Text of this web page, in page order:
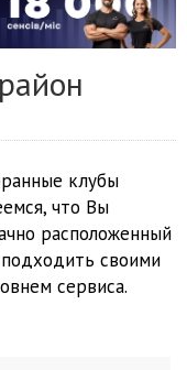
клубы
что Вы
расположенный
своими
сервиса.